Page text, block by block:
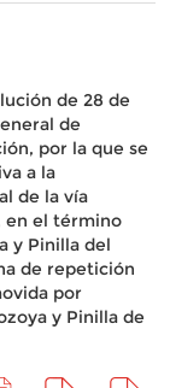
de 28 de
de
por la que se
a la
de la vía
en el término
y Pinilla del
de repetición
por
y Pinilla de